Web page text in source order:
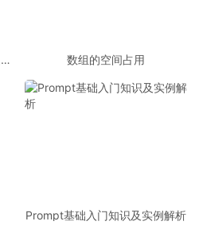
数组的空间占用
Prompt基础入门知识及实例解析